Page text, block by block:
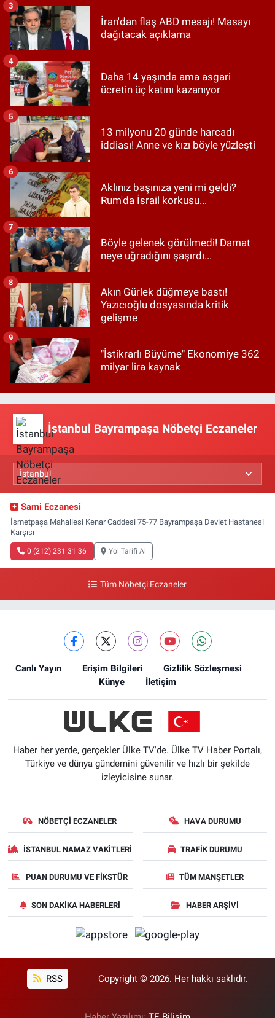
İran'dan flaş ABD mesajı! Masayı
dağıtacak açıklama
3
Daha 14 yaşında ama asgari
ücretin üç katını kazanıyor
4
13 milyonu 20 günde harcadı
iddiası! Anne ve kızı böyle yüzleşti
5
Aklınız başınıza yeni mi geldi?
Rum'da İsrail korkusu...
6
Böyle gelenek görülmedi! Damat
neye uğradığını şaşırdı...
7
Akın Gürlek düğmeye bastı!
Yazıcıoğlu dosyasında kritik
gelişme
8
"İstikrarlı Büyüme" Ekonomiye 362
milyar lira kaynak
9
İstanbul Bayrampaşa Nöbetçi Eczaneler
Sami Eczanesi
İsmetpaşa Mahallesi Kenar Caddesi 75-77 Bayrampaşa Devlet Hastanesi
Karşısı
0 (212) 231 31 36 Yol Tarifi Al
Tüm Nöbetçi Eczaneler
Canlı Yayın Erişim Bilgileri
Gizlilik Sözleşmesi
Künye
İletişim
Haber her yerde, gerçekler Ülke TV'de. Ülke TV Haber Portalı,
Türkiye ve dünya gündemini güvenilir ve hızlı bir şekilde
izleyicisine sunar.
NÖBETÇI ECZANELER HAVA DURUMU
İSTANBUL NAMAZ VAKITLERI TRAFIK DURUMU
PUAN DURUMU VE FIKSTÜR TÜM MANŞETLER
SON DAKIKA HABERLERI HABER ARŞIVI
RSS Copyright © 2026. Her hakkı saklıdır.